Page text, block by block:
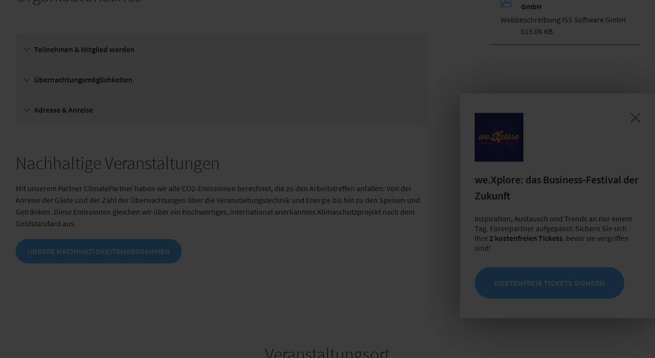
Teilnehmen & Mitglied werden
Übernachtungsmöglichkeiten
Adresse & Anreise
Nachhaltige Veranstaltungen
Mit unserem Partner ClimatePartner haben wir alle CO2-Emissionen berechnet, die zu den Arbeitstreffen anfallen: Von der
Anreise der Gäste und der Zahl der Übernachtungen über die Veranstaltungstechnik und Energie bis hin zu den Speisen und
Getränken. Diese Emissionen gleichen wir über ein hochwertiges, international anerkanntes Klimaschutzprojekt nach dem
Goldstandard aus.
UNSERE NACHHALTIGKEITSMASSNAHMEN
GmbH
Webbeschreibung ISS Software GmbH
615.06 KB
we.Xplore: das Business-Festival der
Zukunft
Inspiration, Austausch und Trends an nur einem
Tag. Forenpartner aufgepasst: Sichern Sie sich
Ihre 2 kostenfreien Tickets, bevor sie vergriffen
sind!
KOSTENFREIE TICKETS SICHERN